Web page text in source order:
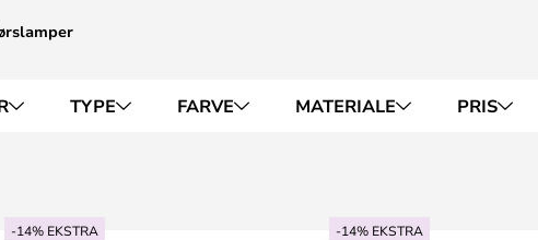
TYPE FARVE MATERIALE PRIS
-14% EKSTRA -14% EKSTRA